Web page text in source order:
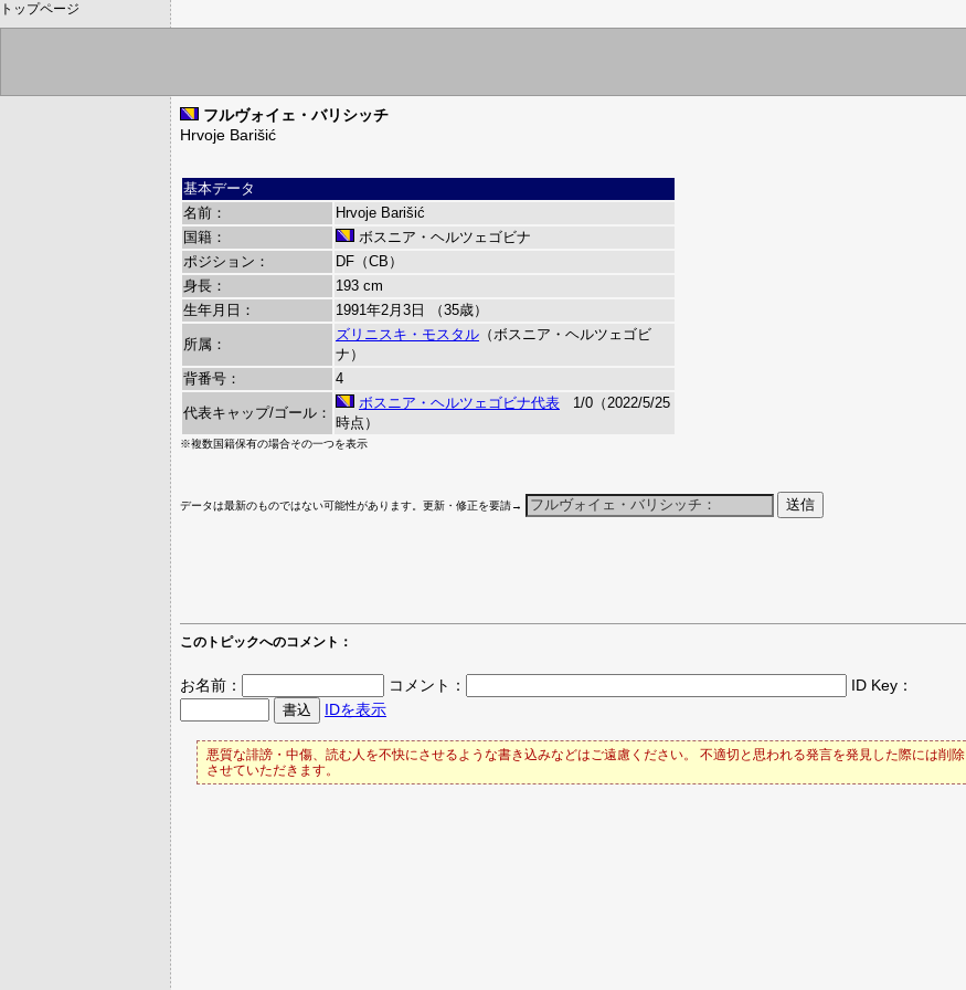
トップページ
フルヴォイェ・バリシッチ
Hrvoje Barišić
基本データ
名前：
Hrvoje Barišić
国籍：
ボスニア・ヘルツェゴビナ
ポジション：
DF（CB）
身長：
193 cm
生年月日：
1991年2月3日 （35歳）
所属：
ズリニスキ・モスタル （ボスニア・ヘルツェゴビ
ナ）
背番号：
4
代表キャップ/ゴール：
ボスニア・ヘルツェゴビナ代表 1/0（2022/5/25
時点）
※複数国籍保有の場合その一つを表示
データは最新のものではない可能性があります。更新・修正を要請→
このトピックへのコメント：
お名前： コメント：
ID Key：
IDを表示
悪質な誹謗・中傷、読む人を不快にさせるような書き込みなどはご遠慮ください。 不適切と思われる発言を発見した際には削除
させていただきます。